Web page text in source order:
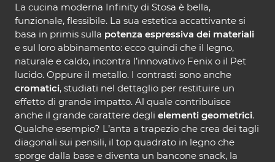
La cucina moderna Infinity di Stosa è bella,
funzionale, flessibile. La sua estetica accattivante si
basa in primis sulla potenza espressiva dei materiali
e sul loro abbinamento: ecco quindi che il legno,
naturale e caldo, incontra l’innovativo Fenix o il Pet
lucido. Oppure il metallo. I contrasti sono anche
cromatici, studiati nel dettaglio per restituire un
effetto di grande impatto. Al quale contribuisce
anche il grande carattere degli elementi geometrici.
Qualche esempio? L’anta a trapezio che crea dei tagli
diagonali sui pensili, il top quadrato in legno che
sporge dalla base e diventa un bancone snack, la